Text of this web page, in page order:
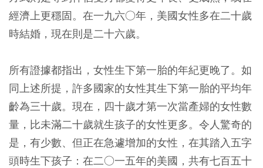
經濟上更穩固。在一九六○年，美國女性多在二十歲
時結婚，現在則是二十六歲。
所有證據都指出，女性生下第一胎的年紀更晚了。如
同上述所提，許多國家的女性其生下第一胎的平均年
齡為三十歲。現在，四十歲才第一次當產婦的女性數
量，比未滿二十歲就生孩子的女性更多。令人驚奇的
是，有少數、但正在急遽增加的女性，在其踏入五字
頭時生下孩子：在二○一五年的美國，共有七百五十